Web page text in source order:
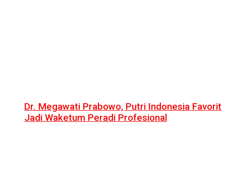
Dr. Megawati Prabowo, Putri Indonesia Favorit
Jadi Waketum Peradi Profesional